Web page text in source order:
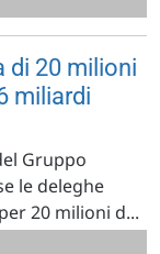
di 20 milioni
miliardi
Gruppo
le deleghe
20 milioni d...